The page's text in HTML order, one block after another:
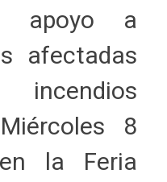
apoyo a
afectadas
8
la Feria